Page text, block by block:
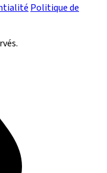
Politique de